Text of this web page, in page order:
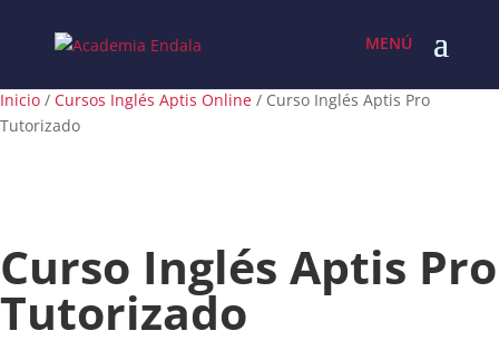
content
Inicio / Cursos Inglés Aptis Online / Curso Inglés Aptis Pro
Tutorizado
Curso Inglés Aptis Pro
Tutorizado